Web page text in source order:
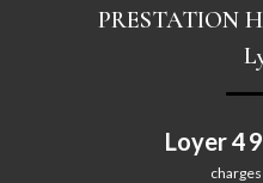
Nos
Chasse
PRESTATION
Loyer 4